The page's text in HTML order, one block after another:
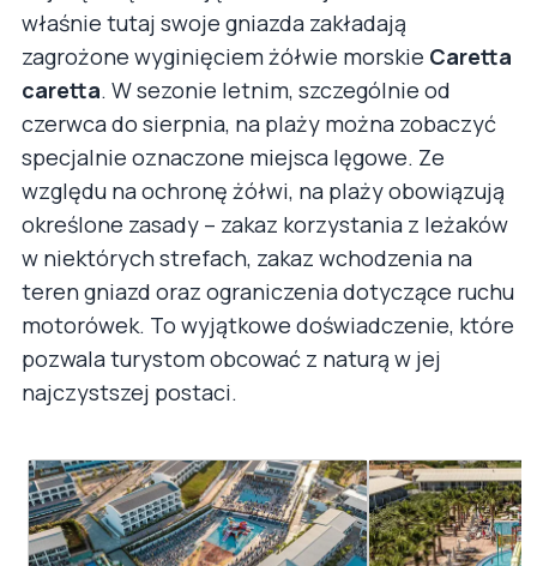
właśnie tutaj swoje gniazda zakładają
zagrożone wyginięciem żółwie morskie Caretta
caretta. W sezonie letnim, szczególnie od
czerwca do sierpnia, na plaży można zobaczyć
specjalnie oznaczone miejsca lęgowe. Ze
względu na ochronę żółwi, na plaży obowiązują
określone zasady – zakaz korzystania z leżaków
w niektórych strefach, zakaz wchodzenia na
teren gniazd oraz ograniczenia dotyczące ruchu
motorówek. To wyjątkowe doświadczenie, które
pozwala turystom obcować z naturą w jej
najczystszej postaci.